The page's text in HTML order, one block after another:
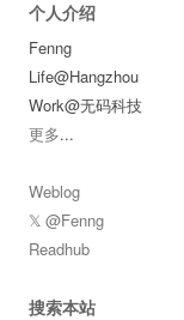
个人介绍
Fenng
Life@Hangzhou
Work@无码科技
更多...
Weblog
𝕏 @Fenng
Readhub
搜索本站